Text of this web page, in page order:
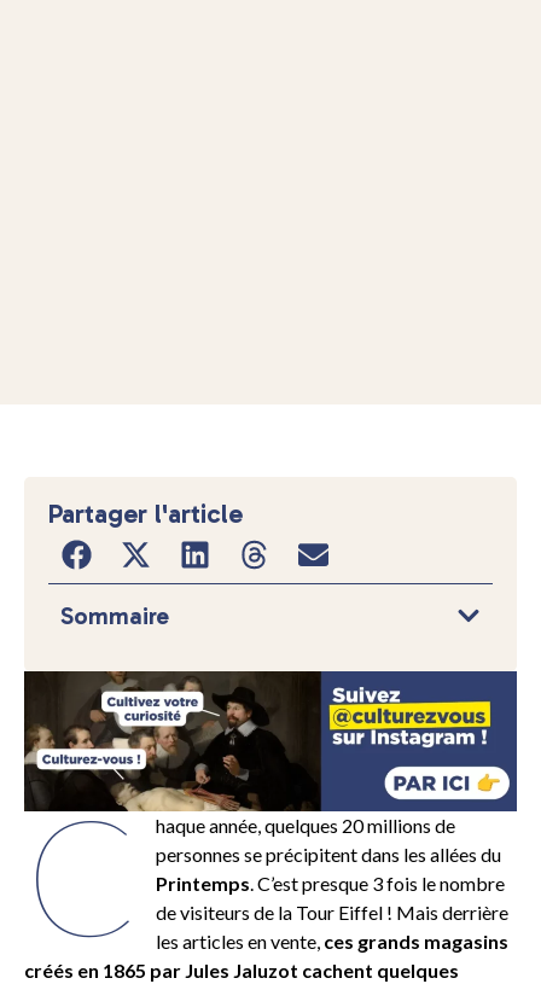
C
haque année, quelques 20 millions de
personnes se précipitent dans les allées du
Printemps. C’est presque 3 fois le nombre
de visiteurs de la Tour Eiffel ! Mais derrière
les articles en vente, ces grands magasins
créés en 1865 par Jules Jaluzot cachent quelques
Partager l'article
Sommaire